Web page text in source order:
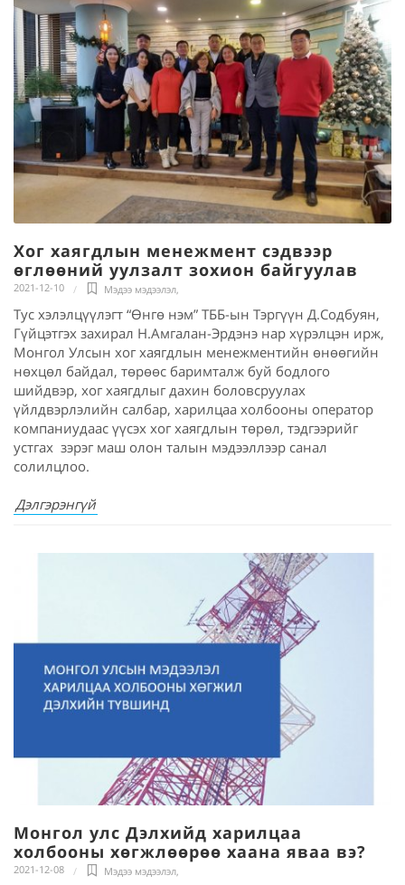
Хог хаягдлын менежмент сэдвээр
өглөөний уулзалт зохион байгуулав
2021-12-10 Мэдээ мэдээлэл,
Тус хэлэлцүүлэгт “Өнгө нэм” ТББ-ын Тэргүүн Д.Содбуян,
Гүйцэтгэх захирал Н.Амгалан-Эрдэнэ нар хүрэлцэн ирж,
Монгол Улсын хог хаягдлын менежментийн өнөөгийн
нөхцөл байдал, төрөөс баримталж буй бодлого
шийдвэр, хог хаягдлыг дахин боловсруулах
үйлдвэрлэлийн салбар, харилцаа холбооны оператор
компаниудаас үүсэх хог хаягдлын төрөл, тэдгээрийг
устгах зэрэг маш олон талын мэдээллээр санал
солилцлоо.
Дэлгэрэнгүй
Монгол улс Дэлхийд харилцаа
холбооны хөгжлөөрөө хаана яваа вэ?
2021-12-08 Мэдээ мэдээлэл,